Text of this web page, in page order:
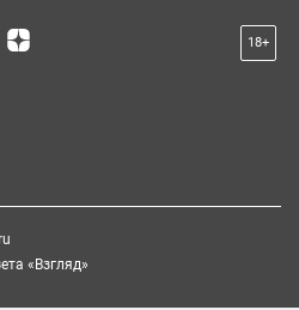
18+
«Взгляд»